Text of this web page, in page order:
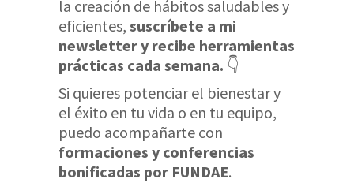
la creación de hábitos saludables y
eficientes, suscríbete a mi
newsletter y recibe herramientas
prácticas cada semana. 👇
Si quieres potenciar el bienestar y
el éxito en tu vida o en tu equipo,
puedo acompañarte con
formaciones y conferencias
bonificadas por FUNDAE.